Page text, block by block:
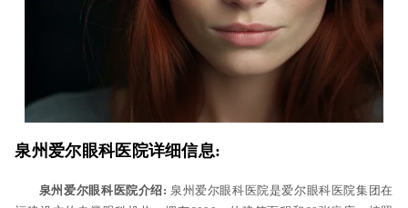
泉州爱尔眼科医院详细信息:
泉州爱尔眼科医院介绍: 泉州爱尔眼科医院是爱尔眼科医院集团在